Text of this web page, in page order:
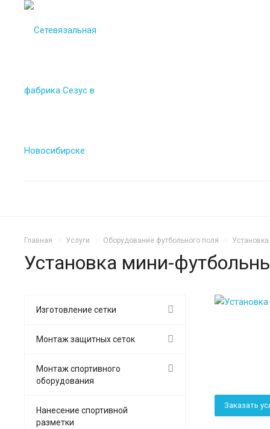
Главная Услуги Оборудование футбольного поля
Установка мини-
Заказать
Изготовление сетки
Монтаж защитных сеток
Монтаж спортивного
оборудования
Нанесение спортивной
разметки